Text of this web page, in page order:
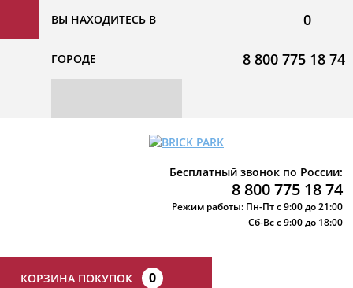
ВЫ НАХОДИТЕСЬ В
ГОРОДЕ
0
8 800 775 18 74
Бесплатный звонок по России:
8 800 775 18 74
Режим работы: Пн-Пт с 9:00 до 21:00
Сб-Вс с 9:00 до 18:00
КОРЗИНА ПОКУПОК 0